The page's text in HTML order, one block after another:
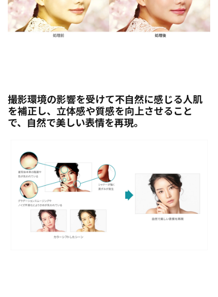
撮影環境の影響を受けて不自然に感じる人肌
を補正し、立体感や質感を向上させること
で、自然で美しい表情を再現。